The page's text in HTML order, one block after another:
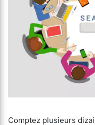
Comptez plusieurs